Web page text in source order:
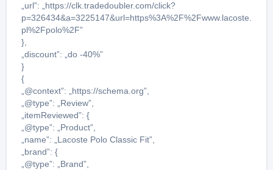
„url”: „https://clk.tradedoubler.com/click?
p=326434&a=3225147&url=https%3A%2F%2Fwww.lacoste.
pl%2Fpolo%2F”
},
„discount”: „do -40%”
}
{
„@context”: „https://schema.org”,
„@type”: „Review”,
„itemReviewed”: {
„@type”: „Product”,
„name”: „Lacoste Polo Classic Fit”,
„brand”: {
„@type”: „Brand”,